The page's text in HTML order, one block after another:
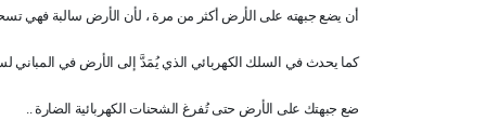
أن يضع جبهته على الأرض أكثر من مرة ، لأن الأرض سالبة فهي
كما يحدث في السلك الكهربائي الذي يُمَدَّ إلى الأرض في
ضع جبهتك على الأرض حتى تُفرغ الشحنات الكهربائية الضارة ..